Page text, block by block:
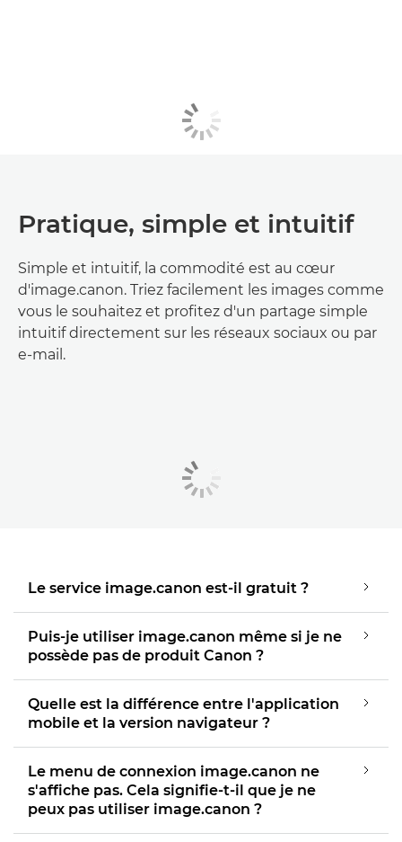
Pratique, simple et intuitif
Simple et intuitif, la commodité est au cœur
d'image.canon. Triez facilement les images comme
vous le souhaitez et profitez d'un partage simple
intuitif directement sur les réseaux sociaux ou par
e-mail.
Le service image.canon est-il gratuit ?
Puis-je utiliser image.canon même si je ne
possède pas de produit Canon ?
Quelle est la différence entre l'application
mobile et la version navigateur ?
Le menu de connexion image.canon ne
s'affiche pas. Cela signifie-t-il que je ne
peux pas utiliser image.canon ?